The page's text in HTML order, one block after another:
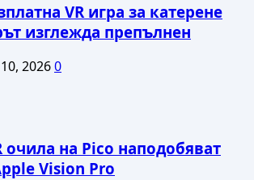
VR игра за катерене
изглежда препълнен
20260
очила на Pico наподобяват
Vision Pro